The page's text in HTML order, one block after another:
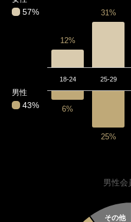
57%
男性
43%
12%
31%
18-24 25-29
6%
25%
男性会